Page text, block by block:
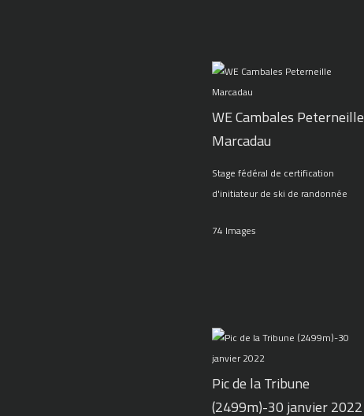
WE Cambales Peterneille
Marcadau
Stage fédéral de certification
d'initiateur de ski de randonnée
74 Images
Pic de la Tribune
(2499m)-30 janvier 2022